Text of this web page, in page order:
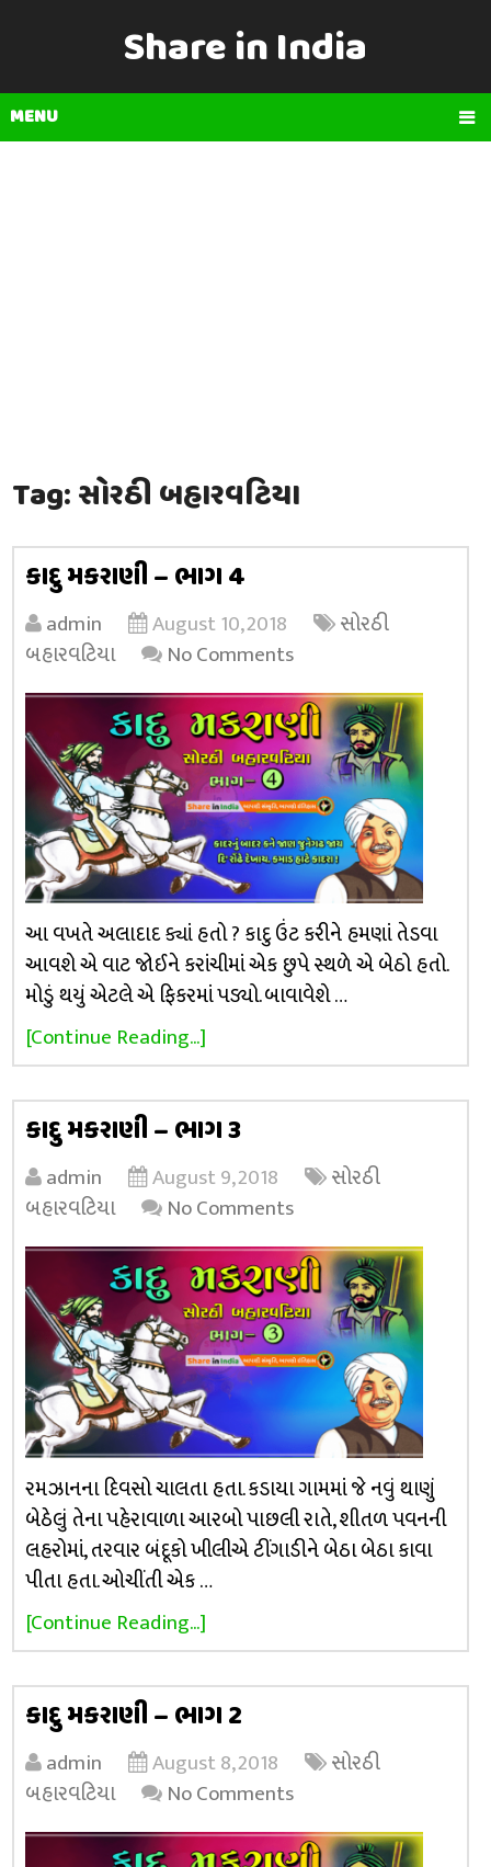
Share in India
MENU
Tag:સોરઠી બહારવટિયા
કાદુ મકરાણી – ભાગ 4
admin August 10, 2018
સોરઠી
બહારવટિયા
No Comments
આ વખતે અલાદાદ ક્યાં હતો ? કાદુ ઉંટ કરીને હમણાં તેડવા
આવશે એ વાટ જોઈને કરાંચીમાં એક છુપે સ્થળે એ બેઠો હતો.
મોડું થયું એટલે એ ફિકરમાં પડ્યો. બાવાવેશે …
[Continue Reading...]
કાદુ મકરાણી – ભાગ 3
admin August 9, 2018
સોરઠી
બહારવટિયા
No Comments
રમઝાનના દિવસો ચાલતા હતા. કડાયા ગામમાં જે નવું થાણું
બેઠેલું તેના પહેરાવાળા આરબો પાછલી રાતે, શીતળ પવનની
લહરોમાં, તરવાર બંદૂકો ખીલીએ ટીંગાડીને બેઠા બેઠા કાવા
પીતા હતા. ઓચીંતી એક …
[Continue Reading...]
કાદુ મકરાણી – ભાગ 2
admin August 8, 2018
સોરઠી
બહારવટિયા
No Comments